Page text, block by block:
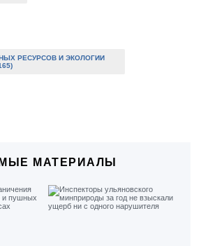
РЕСУРСОВ И ЭКОЛОГИИ
МАТЕРИАЛЫ